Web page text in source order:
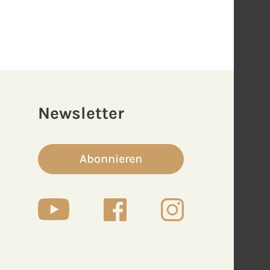
Newsletter
Abonnieren